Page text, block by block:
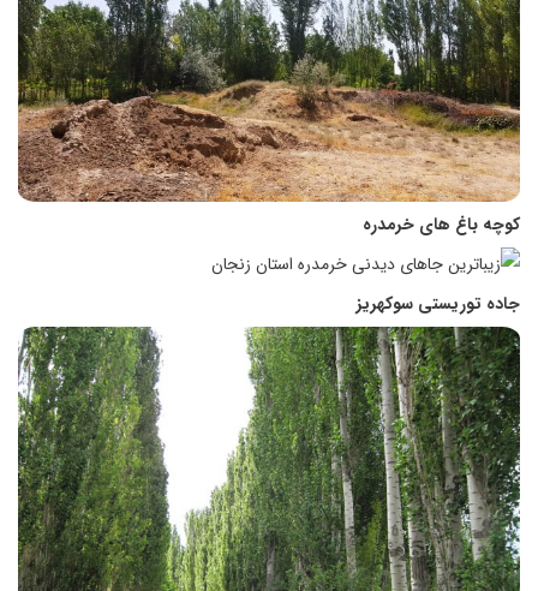
کوچه باغ های خرمدره
جاده توریستی سوکهریز